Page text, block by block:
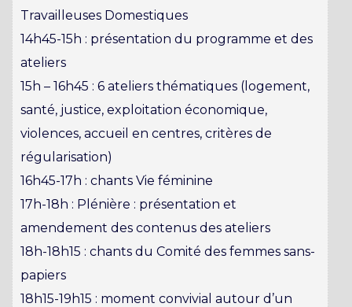
Travailleuses Domestiques
14h45-15h : présentation du programme et des
ateliers
15h – 16h45 : 6 ateliers thématiques (logement,
santé, justice, exploitation économique,
violences, accueil en centres, critères de
régularisation)
16h45-17h : chants Vie féminine
17h-18h : Plénière : présentation et
amendement des contenus des ateliers
18h-18h15 : chants du Comité des femmes sans-
papiers
18h15-19h15 : moment convivial autour d’un